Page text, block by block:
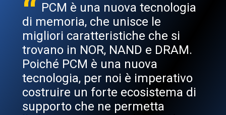
è una nuova tecnologia
che unisce le
che si
NOR, NAND e DRAM.
è una nuova
per noi è imperativo
un forte ecosistema di
che ne permetta
XJTAG
soddisfare
dei nostri
tempi di
utile,
testare delle
prototipo.